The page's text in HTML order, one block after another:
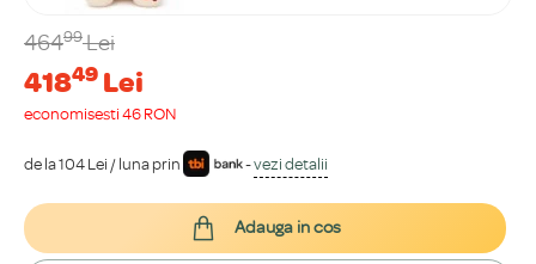
46499Lei
41849 Lei
economisești 46 RON
de la 104 Lei / luna prin -vezi detalii
Adauga in cos